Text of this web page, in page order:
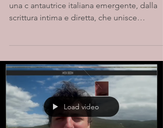
una c antautrice italiana emergente, dalla
scrittura intima e diretta, che unisce
Load video